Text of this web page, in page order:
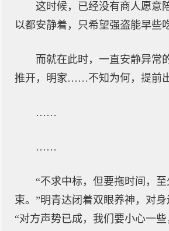
这时候，已经没有商人愿意
以都安静着，只希望强盗能早些
而就在此时，一直安静异常
推开，明家……不知为何，提前出
……
……
“不求中标，但要拖时间，
束。”明青达闭着双眼养神，对身
“对方声势已成，我们要小心一